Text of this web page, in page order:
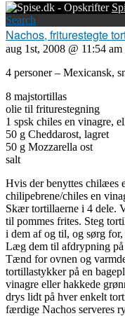
Search
Nachos, friturestegte
aug 1st, 2008 @ 11:54 am
4 personer – Mexicansk,
8 majstortillas
olie til friturestegning
1 spsk chiles en vinagre,
50 g Cheddarost, lagret
50 g Mozzarella ost
salt
Hvis der benyttes chilæes
chilipebrene/chiles en
Skær tortillaerne i 4 dele.
til pommes frites. Steg
i dem af og til, og sørg
Læg dem til afdrypning på
Tænd for ovnen og
tortillastykker på en
vinagre eller hakkede
drys lidt på hver enkelt
færdige Nachos serveres